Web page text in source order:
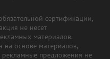
сертификации,
не несет
материалов.
на основе материалов,
рекламные предложения не